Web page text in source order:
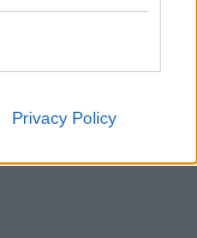
Privacy Policy
Πέμπτη 06